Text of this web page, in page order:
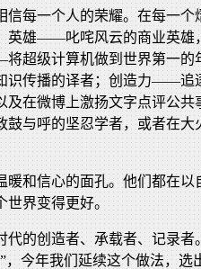
信每一个人的荣耀。在每一个
英雄——叱咤风云的商业英雄
超级计算机做到世界第一的
识传播的译者；创造力——追
在微博上激扬文字点评公共
与呼的坚忍学者，或者在大
暖和信心的面孔。他们都在以
世界变得更好。
代的创造者、承载者、记录者
，今年我们延续这个做法，选